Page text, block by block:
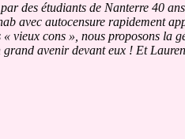
des étudiants de Nanterre 40
avec autocensure rapidement
vieux cons », nous proposons la
avenir devant eux ! Et